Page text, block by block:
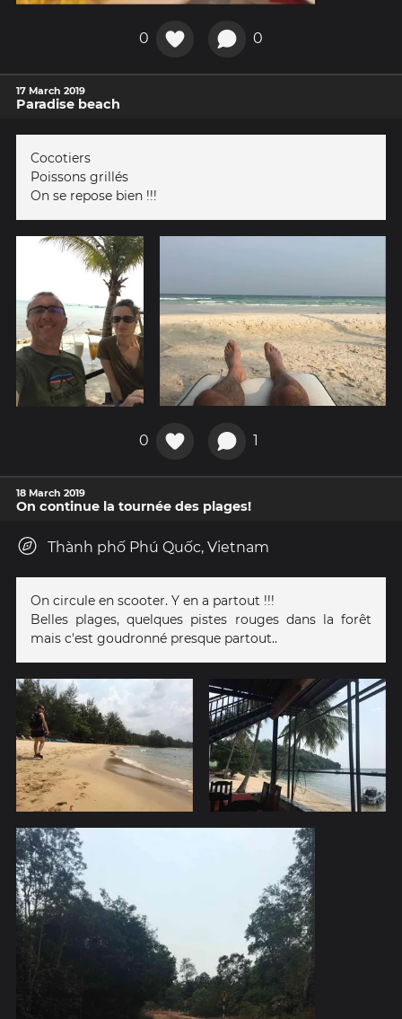
0 0
17 March 2019
Paradise beach
Cocotiers
Poissons grillés
On se repose bien !!!
0 1
18 March 2019
On continue la tournée des plages!
Thành phố Phú Quốc, Vietnam
On circule en scooter. Y en a partout !!!
Belles plages, quelques pistes rouges dans la forêt
mais c'est goudronné presque partout..